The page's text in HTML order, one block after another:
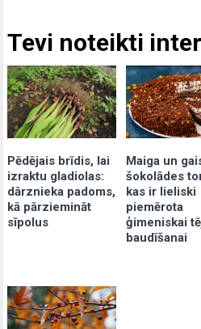
Tevi noteikti
Pēdējais brīdis, lai
izraktu gladiolas:
dārznieka padoms,
kā pārziemināt
sīpolus
Maiga un
šokolādes
kas ir lieliski
piemērota
ģimeniskai
baudīšanai